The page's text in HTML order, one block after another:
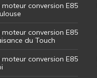
conversion E85
conversion E85
du Touch
conversion E85